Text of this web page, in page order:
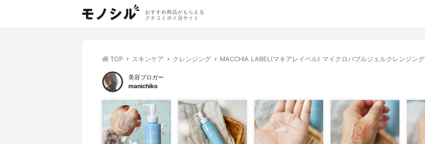
おすすめ商品がもらえる
クチコミポイ活サイト
TOP スキンケア クレンジング MACCHIA LABEL(マキアレイベル) マイクロバブルジェルクレンジング
美容ブロガー
manichiko